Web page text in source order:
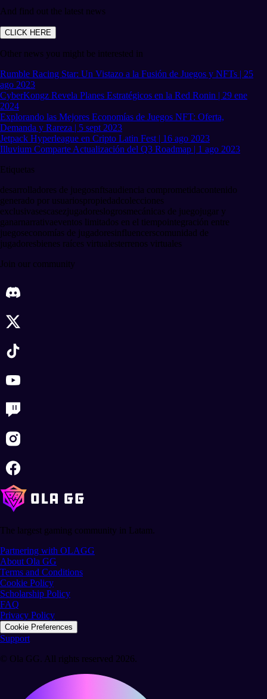
And find out the latest news
CLICK HERE
Other news you might be interested in
Rumble Racing Star: Un Vistazo a la Fusión de Juegos y NFTs | 25
ago 2023
CyberKongz Revela Planes Estratégicos en la Red Ronin | 29 ene
2024
Explorando las Mejores Economías de Juegos NFT: Oferta,
Demanda y Rareza | 5 sept 2023
Jetpack Hyperleague en Cripto Latin Fest | 16 ago 2023
Illuvium Comparte Actualización del Q3 Roadmap | 1 ago 2023
Etiquetas
desarrolladores de juegosnftsaudiencia comprometidacontenido
generado por usuariospropiedadcolecciones
exclusivasescasezjugadoreslogrosmecánicas de juegojugar y
ganarnarrativaeventos limitados en el tiempointegración entre
juegoseconomías de jugadoresinfluencerscomunidad de
jugadoresbienes raíces virtualesterrenos virtuales
Join our community
The largest gaming community in Latam.
Partnering with OLAGG
About Ola GG
Terms and Conditions
Cookie Policy
Scholarship Policy
FAQ
Privacy Policy
Cookie Preferences
Support
© Ola GG. All rights reserved 2026.